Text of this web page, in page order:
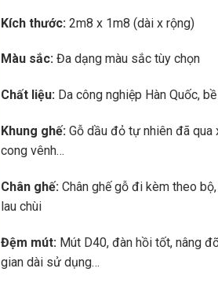
Kích thước: 2m8 x 1m8 (dài x rộng)
Màu sắc: Đa dạng màu sắc tùy chọn
Chất liệu: Da công nghiệp Hàn Quốc,
Khung ghế: Gỗ dầu đỏ tự nhiên đã qua
cong vênh…
Chân ghế: Chân ghế gỗ đi kèm theo
lau chùi
Đệm mút: Mút D40, đàn hồi tốt, nâng
gian dài sử dụng…